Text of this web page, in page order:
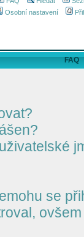
Osobní nastavení
FAQ
se